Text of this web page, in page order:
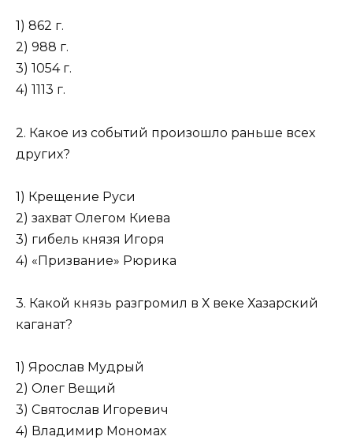
1) 862 г.
2) 988 г.
3) 1054 г.
4) 1113 г.
2. Какое из событий произошло раньше всех
других?
1) Крещение Руси
2) захват Олегом Киева
3) гибель князя Игоря
4) «Призвание» Рюрика
3. Какой князь разгромил в Х веке Хазарский
каганат?
1) Ярослав Мудрый
2) Олег Вещий
3) Святослав Игоревич
4) Владимир Мономах